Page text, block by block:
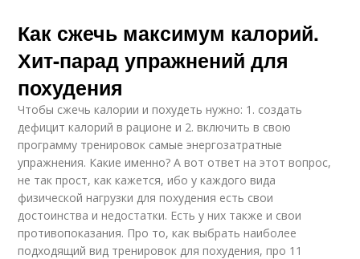
Как сжечь максимум калорий.
Хит-парад упражнений для
похудения
Чтобы сжечь калории и похудеть нужно: 1. создать
дефицит калорий в рационе и 2. включить в свою
программу тренировок самые энергозатратные
упражнения. Какие именно? А вот ответ на этот вопрос,
не так прост, как кажется, ибо у каждого вида
физической нагрузки для похудения есть свои
достоинства и недостатки. Есть у них также и свои
противопоказания. Про то, как выбрать наиболее
подходящий вид тренировок для похудения, про 11